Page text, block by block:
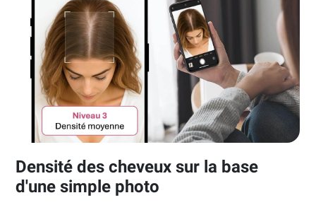
Densité des cheveux sur la base
d'une simple photo